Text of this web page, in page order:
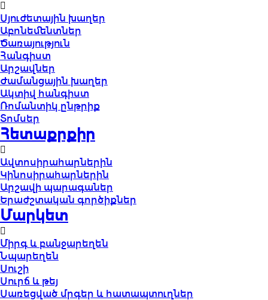
Սյուժետային խաղեր
Աբոնեմենտներ
Ծառայություն
Հանգիստ
Արշավներ
Ժամանցային խաղեր
Ակտիվ հանգիստ
Ռոմանտիկ ընթրիք
Տոմսեր
Հետաքրքիր
Ավտոսիրահարներին
Կինոսիրահարներին
Արշավի պարագաներ
Երաժշտական գործիքներ
Մարկետ
Միրգ և բանջարեղեն
Նպարեղեն
Սուշի
Սուրճ և թեյ
Սառեցված մրգեր և հատապտուղներ